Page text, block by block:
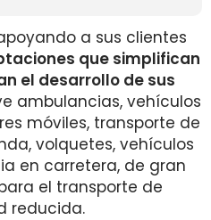
a sus clientes
que simplifican
el desarrollo de sus
ambulancias, vehículos
móviles, transporte de
volquetes, vehículos
en carretera, de gran
el transporte de
reducida.